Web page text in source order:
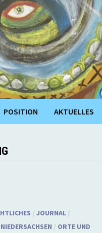
POSITION AKTUELLES
/JOURNAL /
NIEDERSACHSEN / ORTE UND